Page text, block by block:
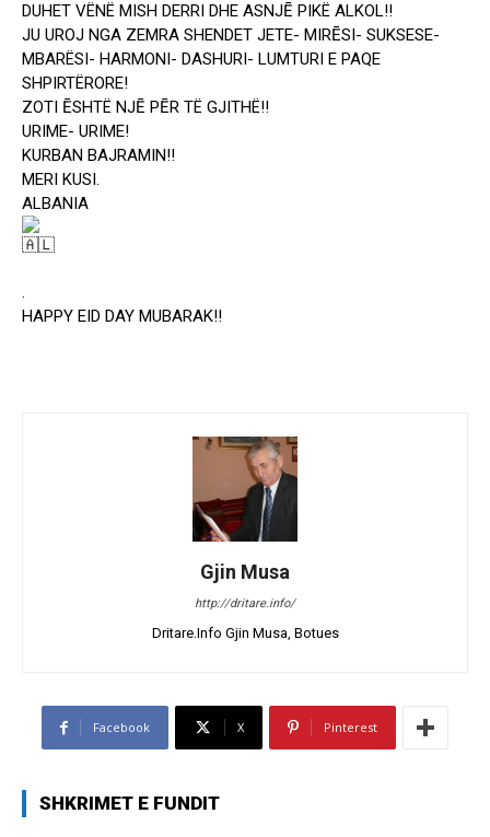
DUHET VËNË MISH DERRI DHE ASNJĒ PIKË ALKOL!!
JU UROJ NGA ZEMRA SHENDET JETE- MIRĒSI- SUKSESE-
MBARËSI- HARMONI- DASHURI- LUMTURI E PAQE
SHPIRTËRORE!
ZOTI ĒSHTË NJĒ PĒR TË GJITHË!!
URIME- URIME!
KURBAN BAJRAMIN!!
MERI KUSI.
ALBANIA
.
HAPPY EID DAY MUBARAK!!
Gjin Musa
http://dritare.info/
Dritare.Info Gjin Musa, Botues
Facebook X Pinterest
SHKRIMET E FUNDIT